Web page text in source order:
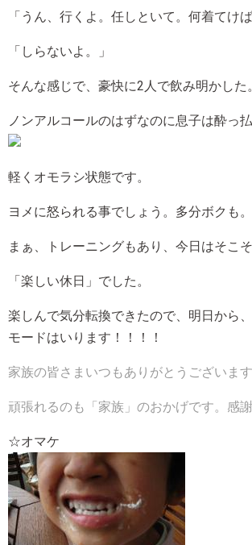
「うん、行くよ。任しといて。何着てけば
「しらないよ。」
そんな感じで、豪快に2人で飲み明かした。
ノンアルコールのはずなのに息子は酔っ
軽くオモラシ状態です。
ヨメに怒られる事でしょう。多分ボクも。
まぁ、トレーニングもあり、今日はそこ
「楽しい休日」でした。
楽しんで気分転換できたので、明日から
モードはいります！！！！
家族の皆さまいつもありがとうございます
頑張れるのも「家族」のおかげです。感謝
☆オマケ